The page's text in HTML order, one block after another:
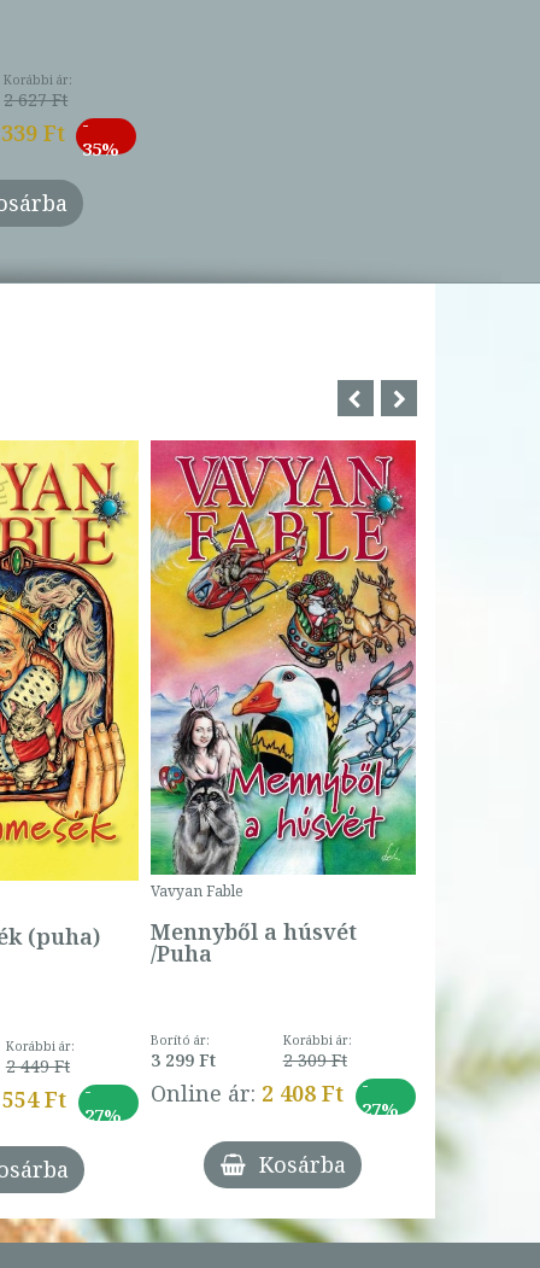
Korábbi ár:
2 627 Ft
Ft
-
35%
(puha)
Korábbi ár:
2 449 Ft
Ft
-
27%
Vavyan Fable
Mennyből a húsvét
/Puha
Borító ár:
3 299 Ft
Korábbi ár:
2 309 Ft
Online ár: 2 408 Ft
-
27%
Kosárba